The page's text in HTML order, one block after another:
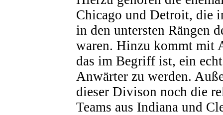
Chicago und Detroit, die
in den untersten Rängen
waren. Hinzu kommt mit
das im Begriff ist, ein
Anwärter zu werden.
dieser Divison noch die
Teams aus Indiana und